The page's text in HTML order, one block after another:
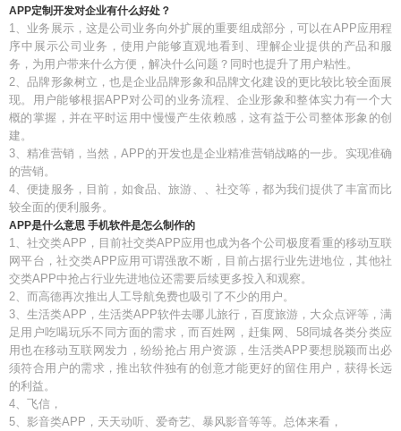
APP定制开发对企业有什么好处？
1、业务展示，这是公司业务向外扩展的重要组成部分，可以在APP应用程
序中展示公司业务，使用户能够直观地看到、理解企业提供的产品和服
务，为用户带来什么方便，解决什么问题？同时也提升了用户粘性。
2、品牌形象树立，也是企业品牌形象和品牌文化建设的更比较比较全面展
现。用户能够根据APP对公司的业务流程、企业形象和整体实力有一个大
概的掌握，并在平时运用中慢慢产生依赖感，这有益于公司整体形象的创
建。
3、精准营销，当然，APP的开发也是企业精准营销战略的一步。实现准确
的营销。
4、便捷服务，目前，如食品、旅游、、社交等，都为我们提供了丰富而比
较全面的便利服务。
APP是什么意思 手机软件是怎么制作的
1、社交类APP，目前社交类APP应用也成为各个公司极度看重的移动互联
网平台，社交类APP应用可谓强敌不断，目前占据行业先进地位，其他社
交类APP中抢占行业先进地位还需要后续更多投入和观察。
2、而高德再次推出人工导航免费也吸引了不少的用户。
3、生活类APP，生活类APP软件去哪儿旅行，百度旅游，大众点评等，满
足用户吃喝玩乐不同方面的需求，而百姓网，赶集网、58同城各类分类应
用也在移动互联网发力，纷纷抢占用户资源，生活类APP要想脱颖而出必
须符合用户的需求，推出软件独有的创意才能更好的留住用户，获得长远
的利益。
4、飞信，
5、影音类APP，天天动听、爱奇艺、暴风影音等等。总体来看，